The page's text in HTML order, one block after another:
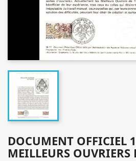
DOCUMENT OFFICIEL
MEILLEURS OUVRIERS